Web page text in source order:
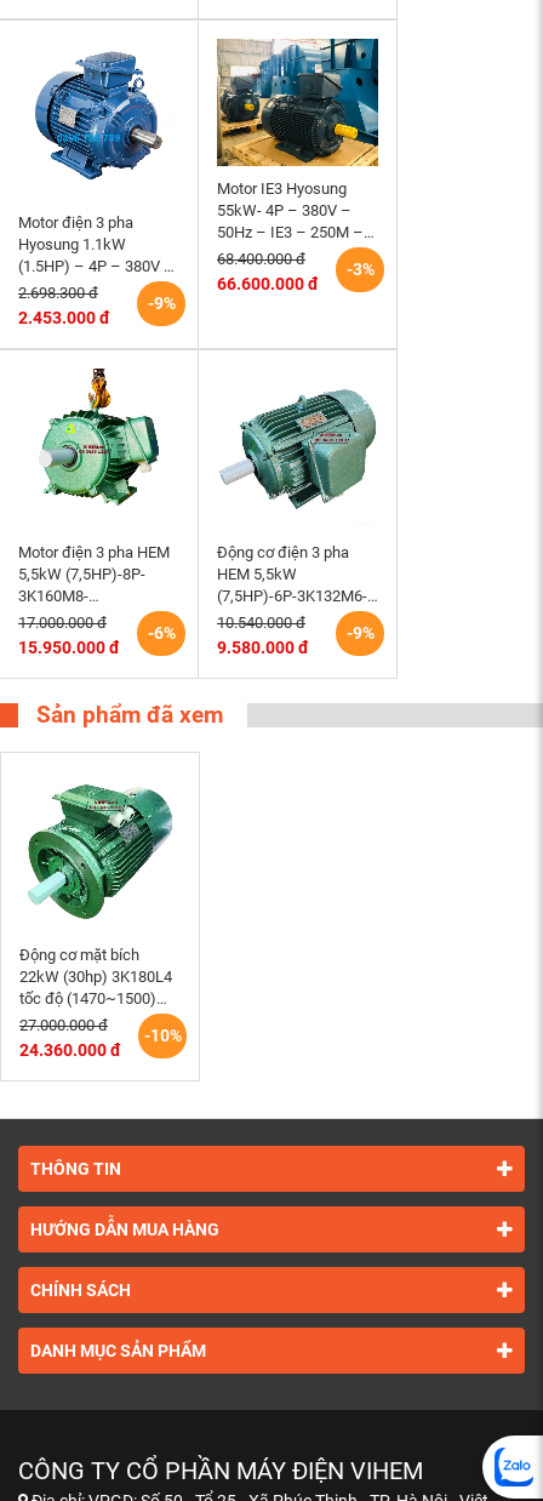
Motor điện 3 pha
Hyosung 1.1kW
(1.5HP) – 4P – 380V –
50Hz – TEFC – 90S
(tốc độ 1500rpm)
-9%
2.698.300 đ
2.453.000 đ
Motor IE3 Hyosung
55kW- 4P – 380V –
50Hz – IE3 – 250M –
B3 hiệu suất cao
-3%
68.400.000 đ
66.600.000 đ
Motor điện 3 pha HEM
5,5kW (7,5HP)-8P-
3K160M8-
220/380/660V-B3 tốc
độ 730 (750)r/min
động cơ điện cơ Hem
Vihem
-6%
17.000.000 đ
15.950.000 đ
Động cơ điện 3 pha
HEM 5,5kW
(7,5HP)-6P-3K132M6-
220/380V tốc độ 980 –
1000 r/min điện cơ -9%
10.540.000 đ
9.580.000 đ
Sản phẩm đã xem
Động cơ mặt bích
22kW (30hp) 3K180L4
tốc độ (1470~1500)
r/min 3 pha 380/660V
motor điện cơ Hem-10%
27.000.000 đ
24.360.000 đ
THÔNG TIN
HƯỚNG DẪN MUA HÀNG
CHÍNH SÁCH
DANH MỤC SẢN PHẨM
CÔNG TY CỔ PHẦN MÁY ĐIỆN VIHEM